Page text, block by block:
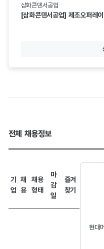
삼화콘덴서공업
[삼화콘덴서공업] 제조오퍼레
전체 채용정보
기
업
채
용
채용
형태
마
감
일
즐겨
찾기
현대